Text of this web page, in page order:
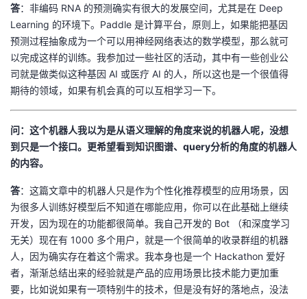
答：非编码 RNA 的预测确实有很大的发展空间，尤其是在 Deep
Learning 的环境下。Paddle 是计算平台，原则上，如果能把基因
预测过程抽象成为一个可以用神经网络表达的数学模型，那么就可
以完成这样的训练。我参加过一些社区的活动，其中有一些创业公
司就是做类似这种基因 AI 或医疗 AI 的人，所以这也是一个很值得
期待的领域，如果有机会真的可以互相学习一下。
问：这个机器人我以为是从语义理解的角度来说的机器人呢，没想
到只是一个接口。更希望看到知识图谱、query分析的角度的机器人
的内容。
答：这篇文章中的机器人只是作为个性化推荐模型的应用场景，因
为很多人训练好模型后不知道在哪能应用，你可以在此基础上继续
开发，因为现在的功能都很简单。我自己开发的 Bot （和深度学习
无关）现在有 1000 多个用户，就是一个很简单的收录群组的机器
人，因为确实存在着这个需求。我本身也是一个 Hackathon 爱好
者，渐渐总结出来的经验就是产品的应用场景比技术能力更加重
要，比如说如果有一项特别牛的技术，但是没有好的落地点，没法